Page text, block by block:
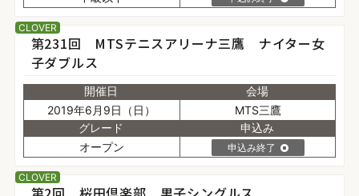
第231回 MTSテニスアリーナ三鷹 ナイター女
子ダブルス
開催日
2019年6月9日（日）
会場
MTS三鷹
グレード
オープン
申込み
申込み終了
CLOVER
CLOVER